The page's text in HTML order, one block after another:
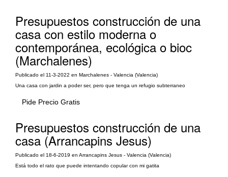
Presupuestos construcción de una
casa con estilo moderna o
contemporánea, ecológica o bioc
(Marchalenes)
Publicado el 11-3-2022 en Marchalenes - Valencia (Valencia)
Una casa con jardin a poder ser, pero que tenga un refugio subterraneo
Pide Precio Gratis
Presupuestos construcción de una
casa (Arrancapins Jesus)
Publicado el 18-6-2019 en Arrancapins Jesus - Valencia (Valencia)
Está todo el rato que puede intentando copular con mi gatita